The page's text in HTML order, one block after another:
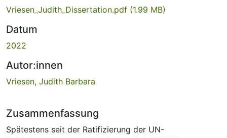
Vriesen_Judith_Dissertation.pdf (1.99 MB)
Datum
2022
Autor:innen
Vriesen, Judith Barbara
Zusammenfassung
Spätestens seit der Ratifizierung der UN-